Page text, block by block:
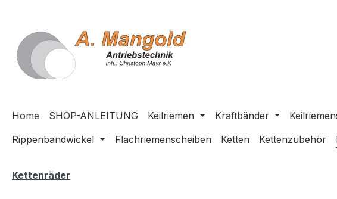
Home SHOP-ANLEITUNG Keilriemen Kraftbänder
Rippenbandwickel
Flachriemenscheiben Ketten Kettenzubehör
Kettenräder